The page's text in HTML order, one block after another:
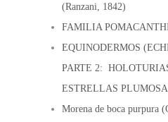
(Ranzani, 1842)
FAMILIA
EQUINODERMOS
PARTE 2:
ESTRELLAS
Morena de boca purpura